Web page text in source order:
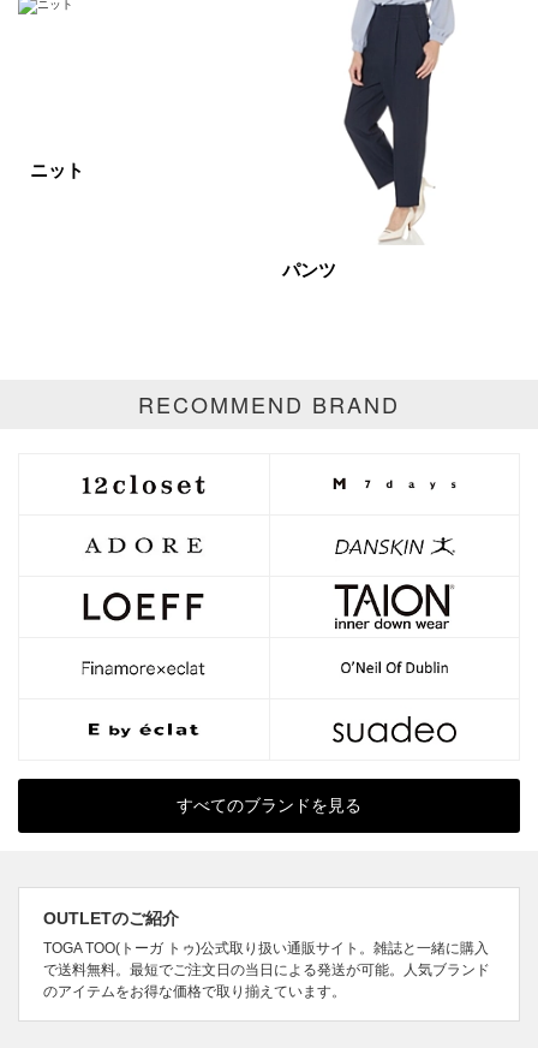
マルチ
ニット
パンツ
RECOMMEND BRAND
すべてのブランドを見る
OUTLETのご紹介
TOGA TOO(トーガ トゥ)公式取り扱い通販サイト。雑誌と一緒に購入
で送料無料。最短でご注文日の当日による発送が可能。人気ブランド
のアイテムをお得な価格で取り揃えています。